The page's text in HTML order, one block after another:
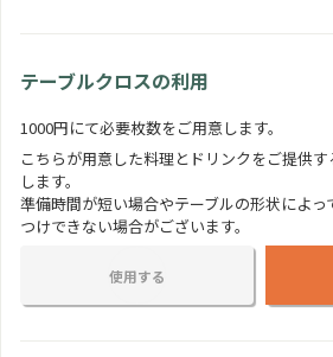
おしゃれカップケーキ
350 円
テーブルクロスの利用
1000円にて必要枚数をご用意します。
こちらが用意した料理とドリンクをご提供
します。
準備時間が短い場合やテーブルの形状によ
つけできない場合がございます。
使用する